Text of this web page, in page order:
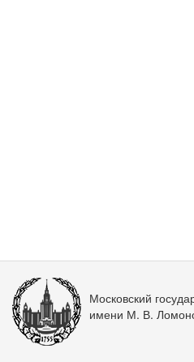
Московский
имени М. В.